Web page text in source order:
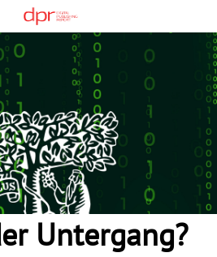
Untergang?